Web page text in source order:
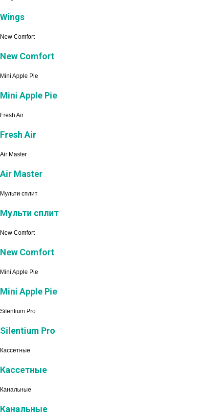
Wings
New Comfort
New Comfort
Mini Apple Pie
Mini Apple Pie
Fresh Air
Fresh Air
Air Master
Air Master
Мульти сплит
Мульти сплит
New Comfort
New Comfort
Mini Apple Pie
Mini Apple Pie
Silentium Pro
Silentium Pro
Кассетные
Кассетные
Канальные
Канальные